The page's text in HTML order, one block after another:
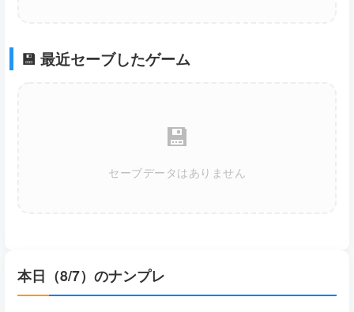
💾 最近セーブしたゲーム
💾
セーブデータはありません
本日（8/7）のナンプレ